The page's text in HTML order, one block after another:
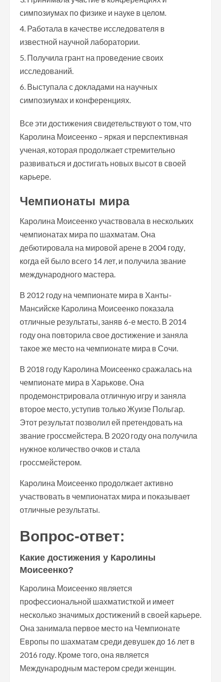
симпозиумах по физике и науке в целом.
Работала в качестве исследователя в
известной научной лаборатории.
Получила грант на проведение своих
исследований.
Выступала с докладами на научных
симпозиумах и конференциях.
Все эти достижения свидетельствуют о том, что
Каролина Моисеенко – яркая и перспективная
ученая, которая продолжает стремительно
развиваться и достигать новых высот в своей
карьере.
Чемпионаты мира
Каролина Моисеенко участвовала в нескольких
чемпионатах мира по шахматам. Она
дебютировала на мировой арене в 2004 году,
когда ей было всего 14 лет, и получила звание
международного мастера.
В 2012 году на чемпионате мира в Ханты-
Мансийске Каролина Моисеенко показала
отличные результаты, заняв 6-е место. В 2014
году она повторила свое достижение и заняла
такое же место на чемпионате мира в Сочи.
В 2018 году Каролина Моисеенко сражалась на
чемпионате мира в Харькове. Она
продемонстрировала отличную игру и заняла
второе место, уступив только Жуизе Польгар.
Этот результат позволил ей претендовать на
звание гроссмейстера. В 2020 году она получила
нужное количество очков и стала
гроссмейстером.
Каролина Моисеенко продолжает активно
участвовать в чемпионатах мира и показывает
отличные результаты.
Вопрос-ответ:
Какие достижения у Каролины
Моисеенко?
Каролина Моисеенко является
профессиональной шахматисткой и имеет
несколько значимых достижений в своей карьере.
Она занимала первое место на Чемпионате
Европы по шахматам среди девушек до 16 лет в
2016 году. Кроме того, она является
Международным мастером среди женщин.